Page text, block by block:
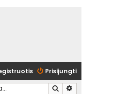
Prisijungti
Ieškoti